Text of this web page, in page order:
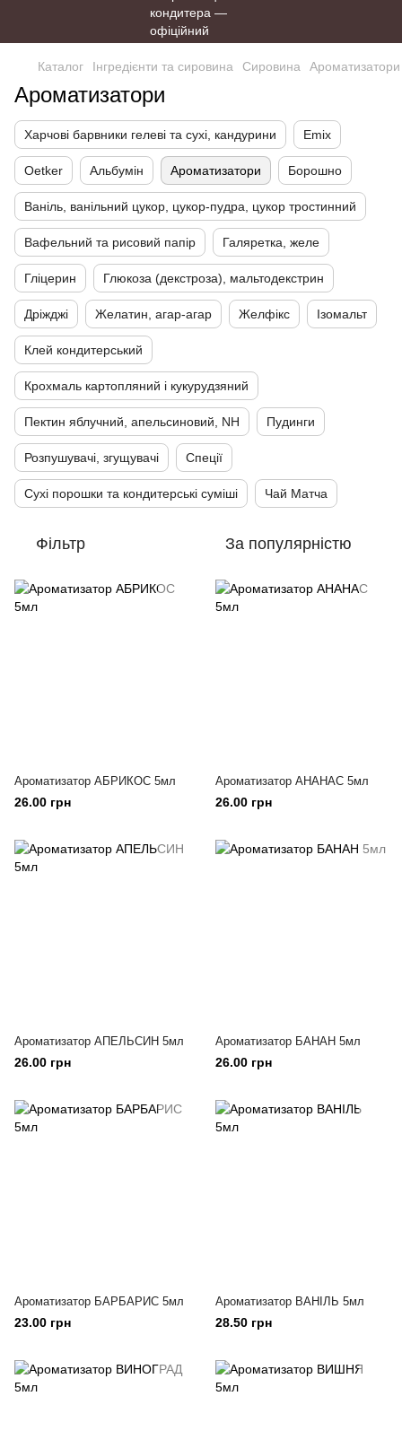
Каталог Інгредієнти та сировина Сировина Ароматизатори
Ароматизатори
Харчові барвники гелеві та сухі, кандурини Emix
Oetker Альбумін Ароматизатори Борошно
Ваніль, ванільний цукор, цукор-пудра, цукор тростинний
Вафельний та рисовий папір Галяретка, желе
Гліцерин Глюкоза (декстроза), мальтодекстрин
Дріжджі Желатин, агар-агар Желфікс Ізомальт
Клей кондитерський
Крохмаль картопляний і кукурудзяний
Пектин яблучний, апельсиновий, NH Пудинги
Розпушувачі, згущувачі Спеції
Сухі порошки та кондитерські суміші Чай Матча
Фільтр За популярністю
Ароматизатор АБРИКОС 5мл
26.00 грн
Ароматизатор АНАНАС 5мл
26.00 грн
Ароматизатор АПЕЛЬСИН 5мл
26.00 грн
Ароматизатор БАНАН 5мл
26.00 грн
Ароматизатор БАРБАРИС 5мл
23.00 грн
Ароматизатор ВАНІЛЬ 5мл
28.50 грн